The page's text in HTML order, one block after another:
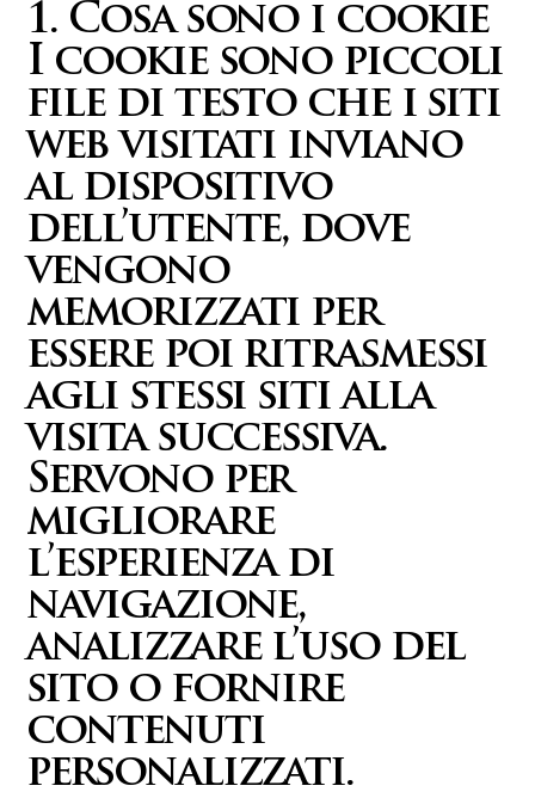
1. Cosa sono i cookie
I cookie sono piccoli
file di testo che i siti
web visitati inviano
al dispositivo
dell’utente, dove
vengono
memorizzati per
essere poi ritrasmessi
agli stessi siti alla
visita successiva.
Servono per
migliorare
l’esperienza di
navigazione,
analizzare l’uso del
sito o fornire
contenuti
personalizzati.